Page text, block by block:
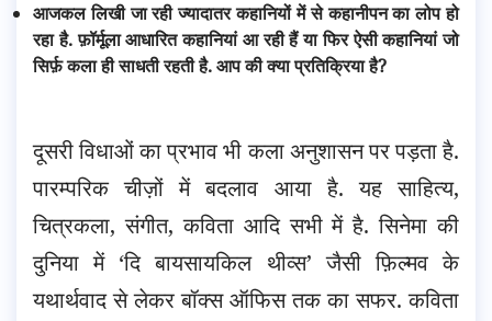
आजकल लिखी जा रही ज्यादातर कहानियों में से कहानीपन का लोप हो
रहा है. फ़ॉर्मूला आधारित कहानियां आ रही हैं या फिर ऐसी कहानियां जो
सिर्फ़ कला ही साधती रहती है. आप की क्या प्रतिक्रिया है?
दूसरी विधाओं का प्रभाव भी कला अनुशासन पर पड़ता है.
पारम्परिक चीज़ों में बदलाव आया है. यह साहित्य,
चित्रकला, संगीत, कविता आदि सभी में है. सिनेमा की
दुनिया में ‘दि बायसायकिल थीव्स’ जैसी फ़िल्मव के
यथार्थवाद से लेकर बॉक्स ऑफिस तक का सफर. कविता